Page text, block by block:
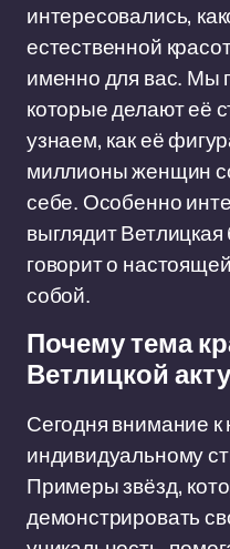
интересовались,
естественной
именно для вас. Мы
которые делают её
узнаем, как её
миллионы женщин
себе. Особенно
выглядит
говорит о
собой.
Почему тема
Ветлицкой
Сегодня внимание к
индивидуальному
Примеры звёзд,
демонстрировать